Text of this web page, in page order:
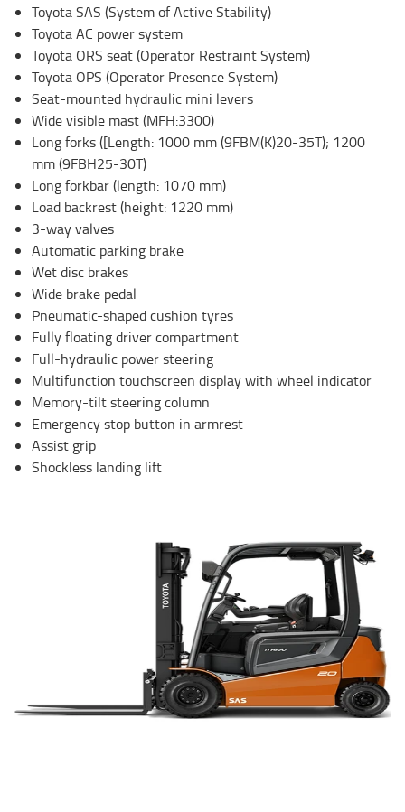
Toyota SAS (System of Active Stability)
Toyota AC power system
Toyota ORS seat (Operator Restraint System)
Toyota OPS (Operator Presence System)
Seat-mounted hydraulic mini levers
Wide visible mast (MFH:3300)
Long forks ([Length: 1000 mm (9FBM(K)20-35T); 1200
mm (9FBH25-30T)
Long forkbar (length: 1070 mm)
Load backrest (height: 1220 mm)
3-way valves
Automatic parking brake
Wet disc brakes
Wide brake pedal
Pneumatic-shaped cushion tyres
Fully floating driver compartment
Full-hydraulic power steering
Multifunction touchscreen display with wheel indicator
Memory-tilt steering column
Emergency stop button in armrest
Assist grip
Shockless landing lift